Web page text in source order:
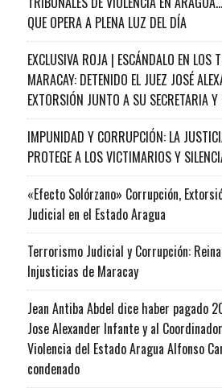
QUE OPERA A PLENA LUZ DEL DÍA
EXCLUSIVA ROJA | ESCÁNDALO EN LOS
MARACAY: DETENIDO EL JUEZ JOSÉ
EXTORSIÓN JUNTO A SU SECRETARIA
IMPUNIDAD Y CORRUPCIÓN: LA
PROTEGE A LOS VICTIMARIOS Y
«Efecto Solórzano» Corrupción,
Judicial en el Estado Aragua
Terrorismo Judicial y Corrupción:
Injusticias de Maracay
Jean Antiba Abdel dice haber pagado
Jose Alexander Infante y al
Violencia del Estado Aragua Alfonso
condenado